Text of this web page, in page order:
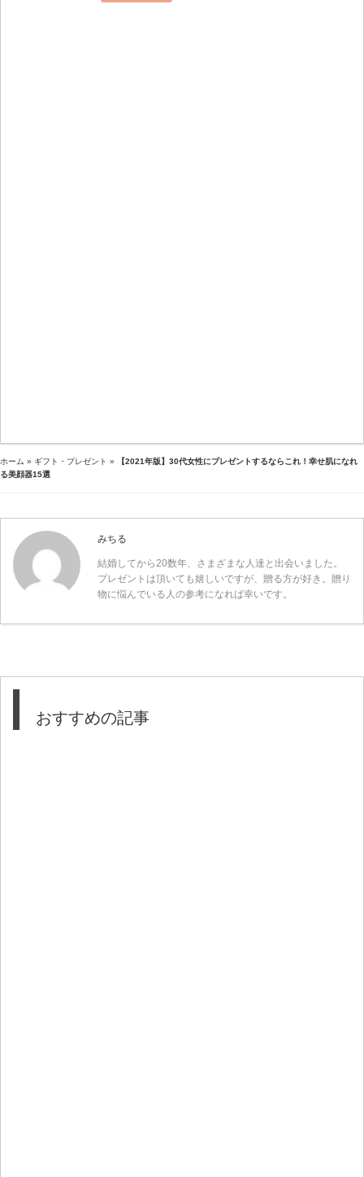
ホーム » ギフト・プレゼント »
【2021年版】30代女性にプレゼントするならこれ！幸せ肌になれ
る美顔器15選
みちる
結婚してから20数年、さまざまな人達と出会いました。
プレゼントは頂いても嬉しいですが、贈る方が好き。贈り
物に悩んでいる人の参考になれば幸いです。
おすすめの記事